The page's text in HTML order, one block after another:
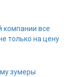
компании все
только на цену
зумеры